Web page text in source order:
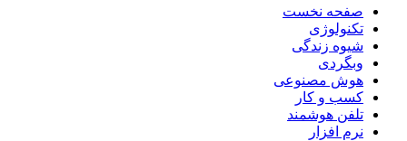
صفحه نخست
تکنولوژی
شیوه زندگی
وبگردی
هوش مصنوعی
کسب و کار
تلفن هوشمند
نرم افزار